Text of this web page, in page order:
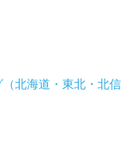
北海道・東北・北信